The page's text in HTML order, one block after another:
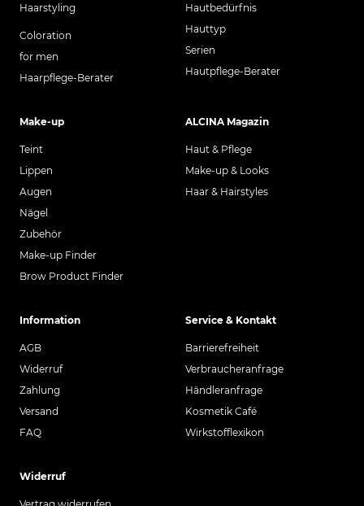
Haarstyling
Coloration
for men
Haarpflege-Berater
Hautbedürfnis
Hauttyp
Serien
Hautpflege-Berater
Make-up
Teint
Lippen
Augen
Nägel
Zubehör
Make-up Finder
Brow Product Finder
ALCINA Magazin
Haut & Pflege
Make-up & Looks
Haar & Hairstyles
Information
AGB
Widerruf
Zahlung
Versand
FAQ
Service & Kontakt
Barrierefreiheit
Verbraucheranfrage
Händleranfrage
Kosmetik Café
Wirkstofflexikon
Widerruf